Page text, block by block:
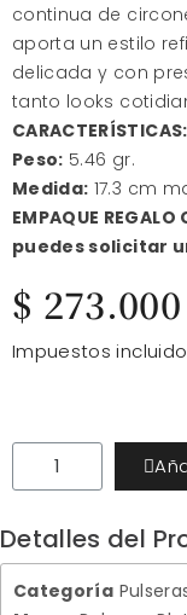
continua de
aporta un estilo
delicada y con
tanto looks
CARACTERÍSTICAS:
Peso: 5.46 gr.
Medida: 17.3 cm
EMPAQUE
puedes solicitar
$ 273.000
Impuestos
Detalles del
Categoría